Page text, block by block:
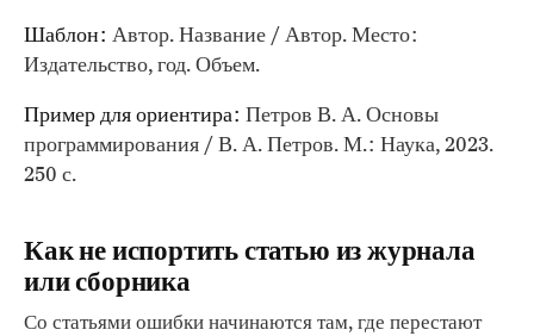
Шаблон: Автор. Название / Автор. Место:
Издательство, год. Объем.
Пример для ориентира: Петров В. А. Основы
программирования / В. А. Петров. М.: Наука, 2023.
250 с.
Как не испортить статью из журнала
или сборника
Со статьями ошибки начинаются там, где перестают